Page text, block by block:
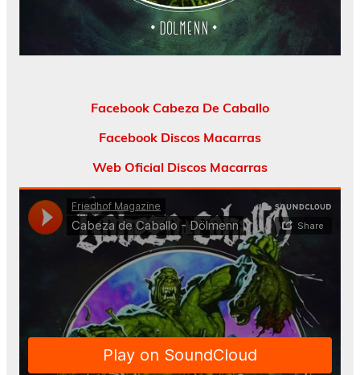
Facebook Cabeza De Caballo
Facebook Discos Macarras
Web Oficial Discos Macarras